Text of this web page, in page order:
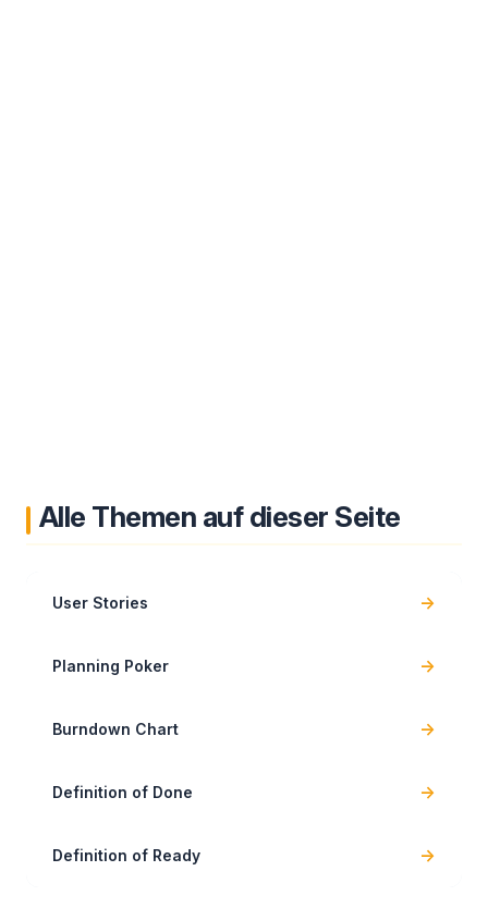
Alle Themen auf dieser Seite
User Stories →
Planning Poker →
Burndown Chart →
Definition of Done →
Definition of Ready →